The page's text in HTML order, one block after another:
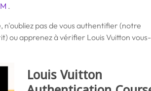
.
n'oubliez pas de vous authentifier (notre
ou apprenez à vérifier Louis Vuitton vous-